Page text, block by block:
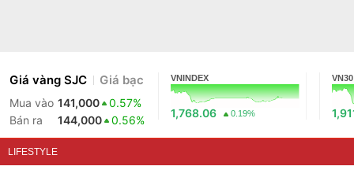
Giá vàng SJC Giá bạc
Mua vào 141,000
0.57%
Bán ra
144,000 0.56%
VNINDEX
1,768.06 0.19%
VN30
LIFESTYLE